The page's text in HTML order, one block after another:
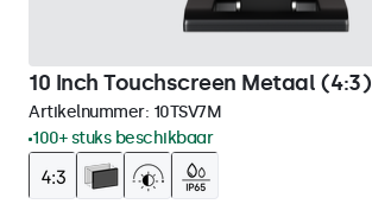
10 Inch Touchscreen Metaal (4:3)
Artikelnummer: 10TSV7M
100+ stuks beschikbaar